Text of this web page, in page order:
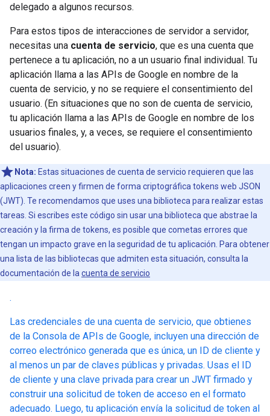
delegado a algunos recursos.
Para estos tipos de interacciones de servidor a servidor,
necesitas una cuenta de servicio, que es una cuenta que
pertenece a tu aplicación, no a un usuario final individual. Tu
aplicación llama a las APIs de Google en nombre de la
cuenta de servicio, y no se requiere el consentimiento del
usuario. (En situaciones que no son de cuenta de servicio,
tu aplicación llama a las APIs de Google en nombre de los
usuarios finales, y, a veces, se requiere el consentimiento
del usuario).
Nota: Estas situaciones de cuenta de servicio requieren que las
aplicaciones creen y firmen de forma criptográfica tokens web JSON
(JWT). Te recomendamos que uses una biblioteca para realizar estas
tareas. Si escribes este código sin usar una biblioteca que abstrae la
creación y la firma de tokens, es posible que cometas errores que
tengan un impacto grave en la seguridad de tu aplicación. Para obtener
una lista de las bibliotecas que admiten esta situación, consulta la
documentación de la cuenta de servicio
.
Las credenciales de una cuenta de servicio, que obtienes
de la Consola de APIs de Google, incluyen una dirección de
correo electrónico generada que es única, un ID de cliente y
al menos un par de claves públicas y privadas. Usas el ID
de cliente y una clave privada para crear un JWT firmado y
construir una solicitud de token de acceso en el formato
adecuado. Luego, tu aplicación envía la solicitud de token al